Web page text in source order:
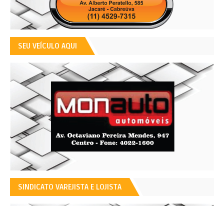
SEU VEÍCULO AQUI
SINDICATO VAREJISTA E LOJISTA